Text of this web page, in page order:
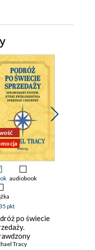
audiobook
pkt
po świecie
który
Tracy